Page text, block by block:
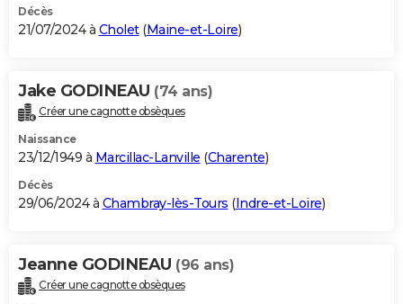
Décès
21/07/2024 à Cholet(Maine-et-Loire)
Jake GODINEAU (74 ans)
Créer une cagnotte obsèques
Naissance
23/12/1949 à Marcillac-Lanville (Charente)
Décès
29/06/2024 à Chambray-lès-Tours (Indre-et-Loire)
Jeanne GODINEAU (96 ans)
Créer une cagnotte obsèques